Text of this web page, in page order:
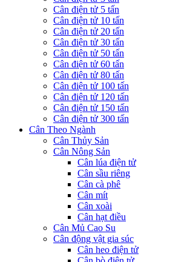
Cân điện tử 5 tấn
Cân điện tử 10 tấn
Cân điện tử 20 tấn
Cân điện tử 30 tấn
Cân điện tử 50 tấn
Cân điện tử 60 tấn
Cân điện tử 80 tấn
Cân điện tử 100 tấn
Cân điện tử 120 tấn
Cân điện tử 150 tấn
Cân điện tử 300 tấn
Cân Theo Ngành
Cân Thủy Sản
Cân Nông Sản
Cân lúa điện tử
Cân sầu riêng
Cân cà phê
Cân mít
Cân xoài
Cân hạt điều
Cân Mủ Cao Su
Cân động vật gia súc
Cân heo điện tử